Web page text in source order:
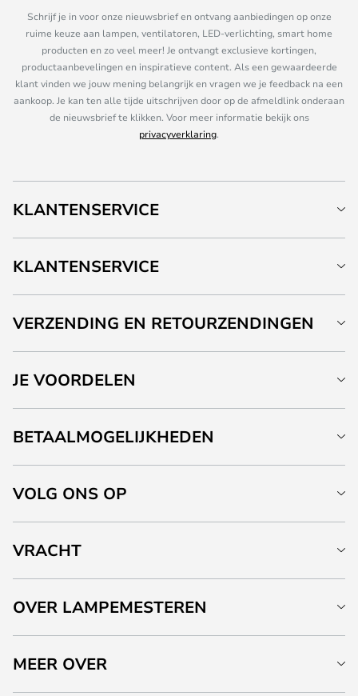
Schrijf je in voor onze nieuwsbrief en ontvang aanbiedingen op onze
ruime keuze aan lampen, ventilatoren, LED-verlichting, smart home
producten en zo veel meer! Je ontvangt exclusieve kortingen,
productaanbevelingen en inspiratieve content. Als een gewaardeerde
klant vinden we jouw mening belangrijk en vragen we je feedback na een
aankoop. Je kan ten alle tijde uitschrijven door op de afmeldlink onderaan
de nieuwsbrief te klikken. Voor meer informatie bekijk ons
privacyverklaring.
KLANTENSERVICE
KLANTENSERVICE
VERZENDING EN RETOURZENDINGEN
JE VOORDELEN
BETAALMOGELIJKHEDEN
VOLG ONS OP
VRACHT
OVER LAMPEMESTEREN
MEER OVER